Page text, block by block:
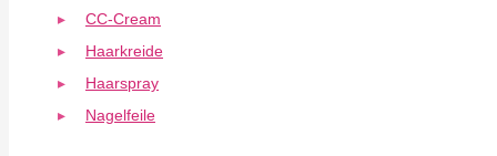
CC-Cream
Haarkreide
Haarspray
Nagelfeile